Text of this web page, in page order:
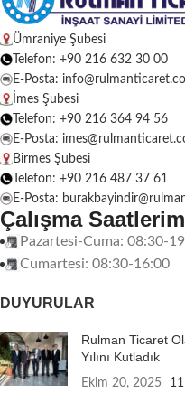
Ümraniye Şubesi
Telefon: +90 216 632 30 00
E-Posta:
İmes Şubesi
Telefon: +90 216 364 94 56
E-Posta:
Birmes Şubesi
Telefon: +90 216 487 37 61
E-Posta:
Çalışma
Pazartesi-Cuma: 08:30-
Cumartesi: 08:30-16:00
DUYURULAR
Rulman Ticaret
Yılını Kutladık
Ekim 20, 2025